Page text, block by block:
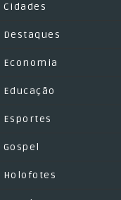
Cidades
Destaques
Economia
Educação
Esportes
Gospel
Holofotes